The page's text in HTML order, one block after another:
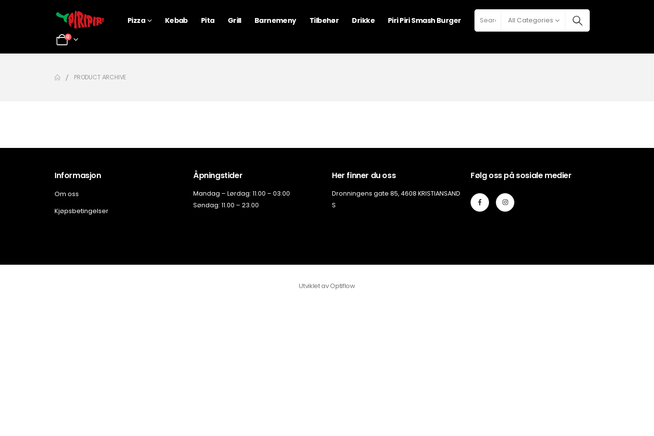
Pizza Kebab Pita Grill Barnemeny Tilbehør Drikke Piri Piri Smash Burger All Categories
0
PRODUCT ARCHIVE
Informasjon
Om oss
Kjøpsbetingelser
Åpningstider
Mandag – Lørdag: 11.00 – 03:00
Søndag: 11.00 – 23.00
Her finner du oss
Dronningens gate 85, 4608 KRISTIANSAND
S
Følg oss på sosiale medier
Utviklet avOptiflow